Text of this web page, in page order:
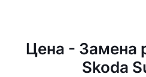
Цена - Замена
Skoda